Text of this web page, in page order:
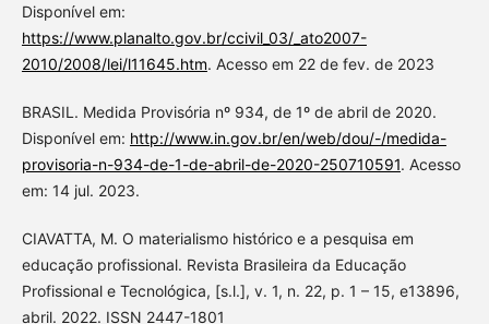
Disponível em:
https://www.planalto.gov.br/ccivil_03/_ato2007-
2010/2008/lei/l11645.htm. Acesso em 22 de fev. de 2023
BRASIL. Medida Provisória nº 934, de 1º de abril de 2020.
Disponível em: http://www.in.gov.br/en/web/dou/-/medida-
provisoria-n-934-de-1-de-abril-de-2020-250710591. Acesso
em: 14 jul. 2023.
CIAVATTA, M. O materialismo histórico e a pesquisa em
educação profissional. Revista Brasileira da Educação
Profissional e Tecnológica, [s.l.], v. 1, n. 22, p. 1 – 15, e13896,
abril. 2022. ISSN 2447-1801